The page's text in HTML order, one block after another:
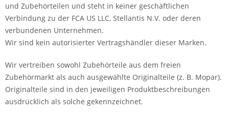
und Zubehörteilen und steht in keiner geschäftlichen
Verbindung zu der FCA US LLC, Stellantis N.V. oder deren
verbundenen Unternehmen.
Wir sind kein autorisierter Vertragshändler dieser Marken.
Wir vertreiben sowohl Zubehörteile aus dem freien
Zubehörmarkt als auch ausgewählte Originalteile (z. B. Mopar).
Originalteile sind in den jeweiligen Produktbeschreibungen
ausdrücklich als solche gekennzeichnet.